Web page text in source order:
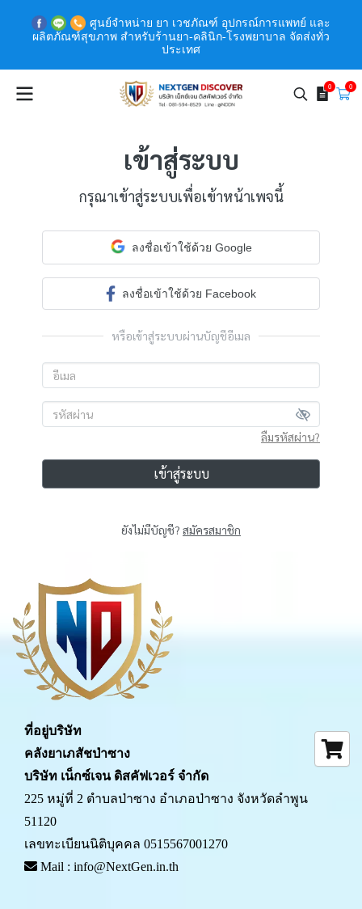
ศูนย์จำหน่าย ยา เวชภัณฑ์ อุปกรณ์การแพทย์ และ
ผลิตภัณฑ์สุขภาพ สำหรับร้านยา-คลินิก-โรงพยาบาล จัดส่งทั่ว
ประเทศ
0 0
เข้าสู่ระบบ
กรุณาเข้าสู่ระบบเพื่อเข้าหน้าเพจนี้
ลงชื่อเข้าใช้ด้วย Google
ลงชื่อเข้าใช้ด้วย Facebook
หรือเข้าสู่ระบบผ่านบัญชีอีเมล
ลืมรหัสผ่าน?
เข้าสู่ระบบ
ยังไม่มีบัญชี? สมัครสมาชิก
ที่อยู่บริษัท
คลังยาเภสัชป่าซาง
บริษัท เน็กซ์เจน ดิสคัฟเวอร์ จำกัด
225 หมู่ที่ 2 ตำบลป่าซาง อำเภอป่าซาง จังหวัดลำพูน
51120
เลขทะเบียนนิติบุคคล 0515567001270
Mail : info@NextGen.in.th